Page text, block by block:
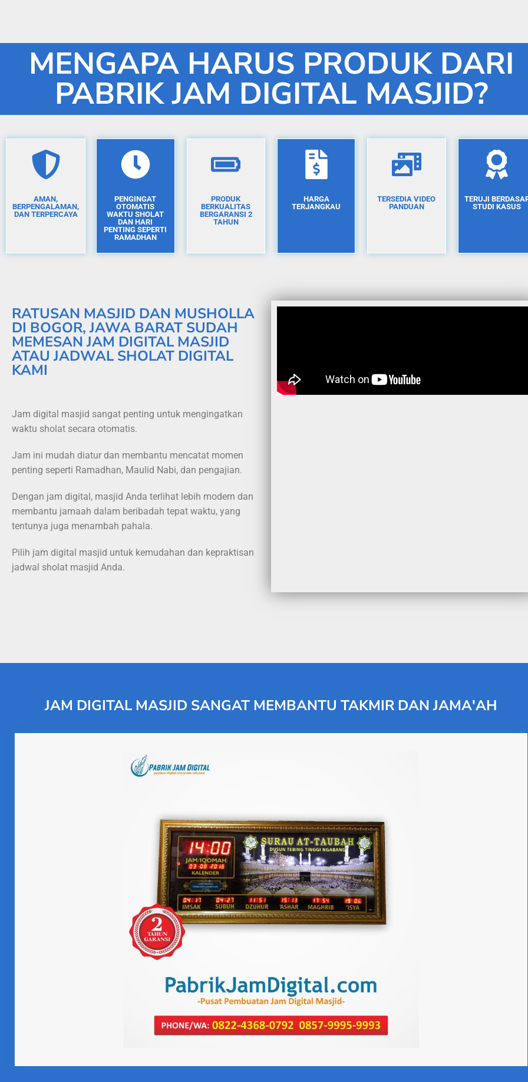
MENGAPA HARUS PRODUK DARI
PABRIK JAM DIGITAL MASJID?
AMAN,
BERPENGALAMAN,
DAN TERPERCAYA
PENGINGAT
OTOMATIS
WAKTU SHOLAT
DAN HARI
PENTING SEPERTI
RAMADHAN
PRODUK
BERKUALITAS
BERGARANSI 2
TAHUN
HARGA
TERJANGKAU
TERSEDIA VIDEO
PANDUAN
TERUJI
STUDI KASUS
RATUSAN MASJID DAN MUSHOLLA
DI BOGOR, JAWA BARAT SUDAH
MEMESAN JAM DIGITAL MASJID
ATAU JADWAL SHOLAT DIGITAL
KAMI
Jam digital masjid sangat penting untuk mengingatkan
waktu sholat secara otomatis.
Jam ini mudah diatur dan membantu mencatat momen
penting seperti Ramadhan, Maulid Nabi, dan pengajian.
Dengan jam digital, masjid Anda terlihat lebih modern dan
membantu jamaah dalam beribadah tepat waktu, yang
tentunya juga menambah pahala.
Pilih jam digital masjid untuk kemudahan dan kepraktisan
jadwal sholat masjid Anda.
JAM DIGITAL MASJID SANGAT MEMBANTU TAKMIR DAN JAMA'AH